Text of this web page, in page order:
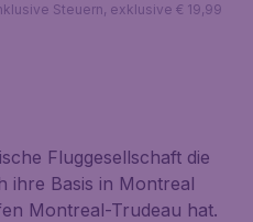
Steuern, exklusive € 19,99
Fluggesellschaft die
ihre Basis in Montreal
Montreal-Trudeau hat.